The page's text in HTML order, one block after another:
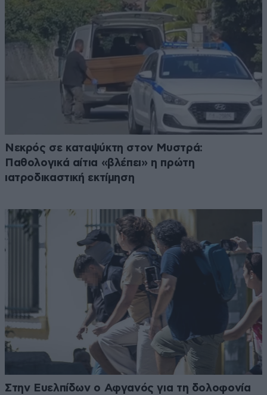
Νεκρός σε καταψύκτη στον Μυστρά:
Παθολογικά αίτια «βλέπει» η πρώτη
ιατροδικαστική εκτίμηση
Στην Ευελπίδων ο Αφγανός για τη δολοφονία